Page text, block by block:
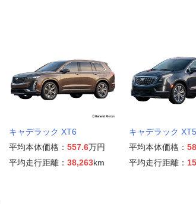
キャデラック XT6
平均本体価格： 557.6万円
平均走行距離： 38,263km
キャデラック XT5
平均本体価格：
平均走行距離：